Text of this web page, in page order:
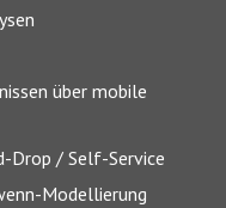
über mobile
Drop / Self-Service
Modellierung